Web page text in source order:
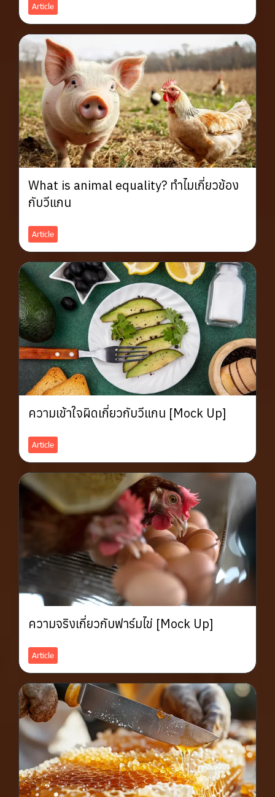
Article
What is animal equality? ทำไมเกี่ยวข้อง
กับวีแกน
Article
ความเข้าใจผิดเกี่ยวกับวีแกน [Mock Up]
Article
ความจริงเกี่ยวกับฟาร์มไข่ [Mock Up]
Article